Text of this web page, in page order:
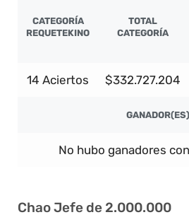
CATEGORÍA
REQUETEKINO
TOTAL
CATEGORÍA
14 Aciertos $332.727.204
GANADOR(ES)
No hubo ganadores
Chao Jefe de 2.000.000